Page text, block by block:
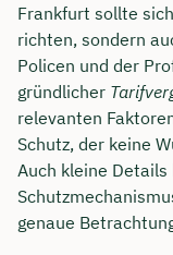
Frankfurt sollte
richten, sondern
Policen und der
gründlicher
relevanten
Schutz, der keine
Auch kleine Details
genaue